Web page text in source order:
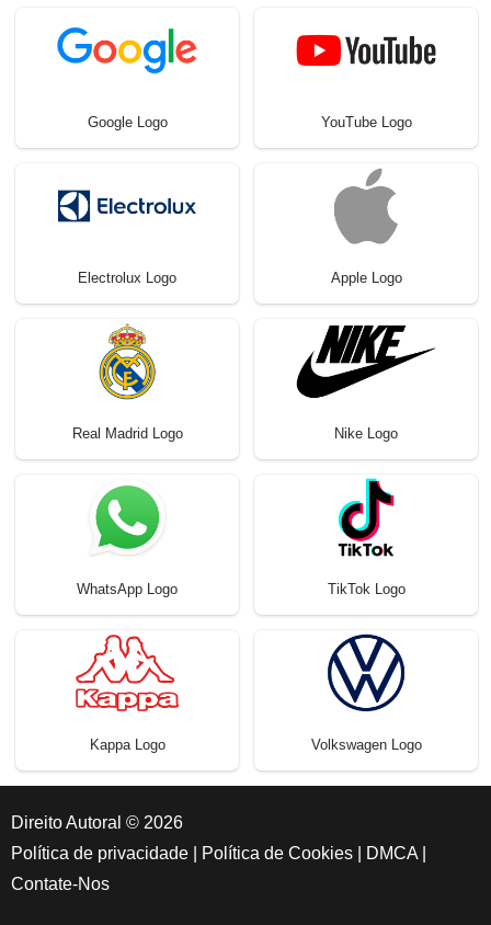
Google Logo YouTube Logo
Electrolux Logo Apple Logo
Real Madrid Logo Nike Logo
WhatsApp Logo TikTok Logo
Kappa Logo Volkswagen Logo
Direito Autoral © 2026
Política de privacidade
Política de Cookies DMCA
Contate-Nos